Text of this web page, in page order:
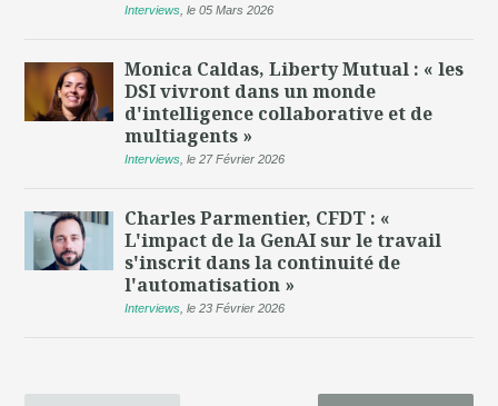
Interviews ,le 05 Mars 2026
Monica Caldas, Liberty Mutual : « les
DSI vivront dans un monde
d'intelligence collaborative et de
multiagents »
Interviews ,le 27 Février 2026
Charles Parmentier, CFDT : «
L'impact de la GenAI sur le travail
s'inscrit dans la continuité de
l'automatisation »
Interviews ,le 23 Février 2026